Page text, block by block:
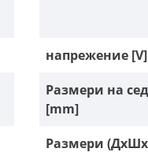
напрежение [V]
Размери на
[mm]
Размери